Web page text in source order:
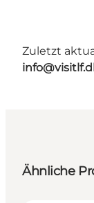
Zuletzt
Ähnliche